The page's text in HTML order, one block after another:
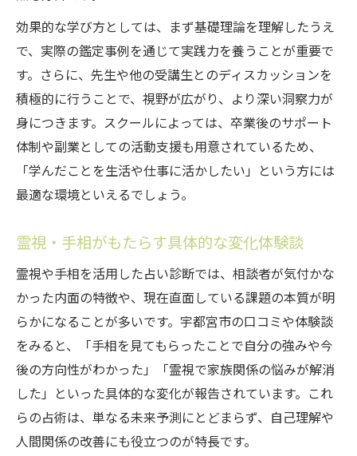
効果的な学び方としては、まず基礎理論を理解したうえ
で、実際の鑑定事例を通じて実践力を養うことが重要で
す。さらに、先生や他の受講生とのディスカッションを
積極的に行うことで、視野が広がり、より深い洞察力が
身につきます。スクールによっては、卒業後のサポート
体制や副業としての活動支援も用意されているため、
「学んだことを生活や仕事に活かしたい」という方には
最適な環境といえるでしょう。
霊視・手相がもたらす具体的な変化体験談
霊視や手相を活用した占い診断では、相談者が気付かな
かった内面の特徴や、現在直面している課題の本質が明
らかになることが多いです。宇都宮市の口コミや体験談
をみると、「手相を見てもらったことで自分の強みや今
後の方向性がわかった」「霊視で家族関係の悩みが解消
した」といった具体的な変化が報告されています。これ
らの占術は、単なる未来予測にとどまらず、自己理解や
人間関係の改善にも役立つのが特長です。